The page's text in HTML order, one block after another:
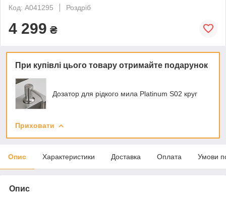
Код: A041295
Роздріб
4 299 ₴
При купівлі цього товару отримайте подарунок
Дозатор для рідкого мила Platinum S02 круг
Приховати
Опис Характеристики Доставка Оплата Умови
Опис